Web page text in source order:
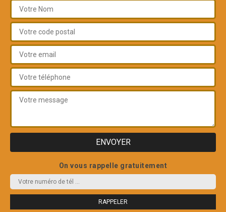
On vous rappelle gratuitement